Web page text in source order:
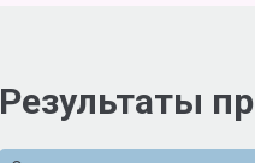
Результаты